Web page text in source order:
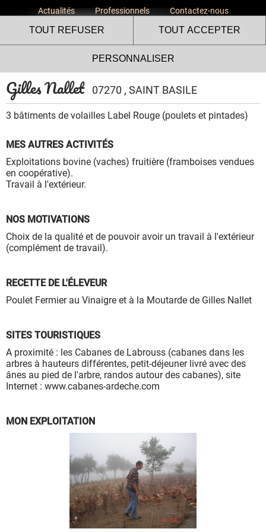
Actualités Professionnels Contactez-nous
Gilles Nallet 07270 , SAINT BASILE
3 bâtiments de volailles Label Rouge (poulets et pintades)
MES AUTRES ACTIVITÉS
Exploitations bovine (vaches) fruitière (framboises vendues
en coopérative).
Travail à l'extérieur.
NOS MOTIVATIONS
Choix de la qualité et de pouvoir avoir un travail à l'extérieur
(complément de travail).
RECETTE DE L'ÉLEVEUR
Poulet Fermier au Vinaigre et à la Moutarde de Gilles Nallet
SITES TOURISTIQUES
A proximité : les Cabanes de Labrouss (cabanes dans les
arbres à hauteurs différentes, petit-déjeuner livré avec des
ânes au pied de l'arbre, randos autour des cabanes), site
Internet : www.cabanes-ardeche.com
MON EXPLOITATION
Le site internet Volailles
Fermières de l’Ardèche utilise
des cookies !
fonctionnement de notre site et à des fins analytiques. Vous
présente sur chaque page de notre site. En autorisant ces
services tiers, vous acceptez le dépôt et la lecture de
TOUT REFUSER TOUT ACCEPTER
PERSONNALISER